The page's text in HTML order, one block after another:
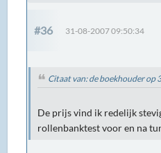
#36 31-08-2007 09:50:34
Citaat van: de boekhouder op
De prijs vind ik redelijk
rollenbanktest voor en na